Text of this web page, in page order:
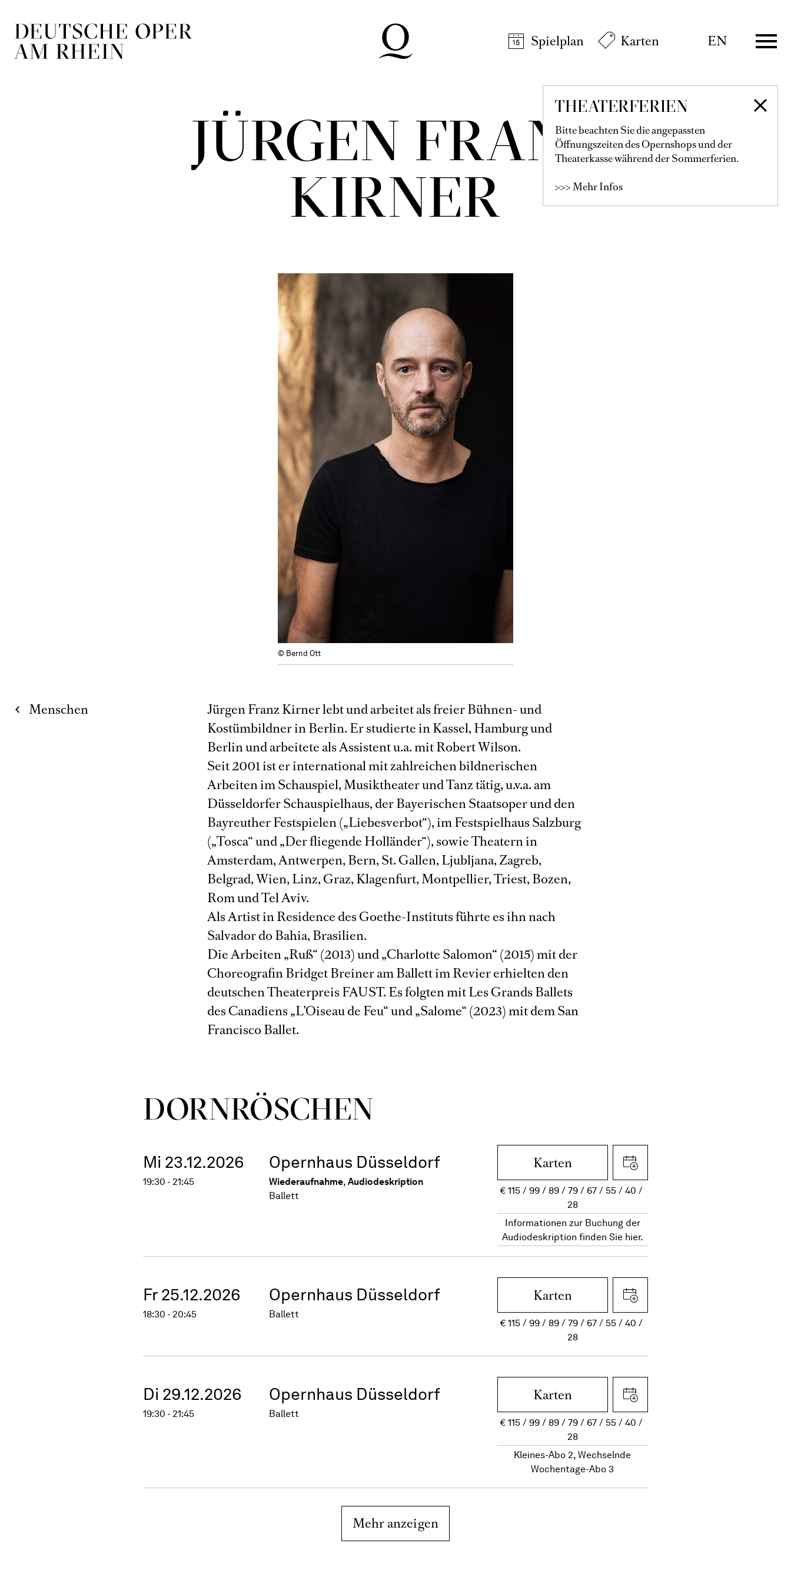
Spielplan
Karten EN
THEATERFERIEN
Bitte beachten Sie die angepassten
Öffnungszeiten des Opernshops und der
Theaterkasse während der Sommerferien.
>>> Mehr Infos
JÜRGEN FRANZ
KIRNER
© Bernd Ott
Menschen
Jürgen Franz Kirner lebt und arbeitet als freier Bühnen- und
Kostümbildner in Berlin. Er studierte in Kassel, Hamburg und
Berlin und arbeitete als Assistent u.a. mit Robert Wilson.
Seit 2001 ist er international mit zahlreichen bildnerischen
Arbeiten im Schauspiel, Musiktheater und Tanz tätig, u.v.a. am
Düsseldorfer Schauspielhaus, der Bayerischen Staatsoper und den
Bayreuther Festspielen („Liebesverbot“), im Festspielhaus Salzburg
(„Tosca“ und „Der fliegende Holländer“), sowie Theatern in
Amsterdam, Antwerpen, Bern, St. Gallen, Ljubljana, Zagreb,
Belgrad, Wien, Linz, Graz, Klagenfurt, Montpellier, Triest, Bozen,
Rom und Tel Aviv.
Als Artist in Residence des Goethe-Instituts führte es ihn nach
Salvador do Bahia, Brasilien.
Die Arbeiten „Ruß“ (2013) und „Charlotte Salomon“ (2015) mit der
Choreografin Bridget Breiner am Ballett im Revier erhielten den
deutschen Theaterpreis FAUST. Es folgten mit Les Grands Ballets
des Canadiens „L’Oiseau de Feu“ und „Salome“ (2023) mit dem San
Francisco Ballet.
DORN­RÖSCHEN
Mi 23.12.2026 Opernhaus Düsseldorf
19:30 - 21:45 Wiederaufnahme, Audiodeskription
Ballett
Karten
€115 99 89 79 67 55
40
28
Informationen zur Buchung der
Audiodeskription finden Sie hier.
Fr 25.12.2026 Opernhaus Düsseldorf
18:30 - 20:45 Ballett
Karten
€115 99 89 79 67 55
40
28
Di 29.12.2026 Opernhaus Düsseldorf
19:30 - 21:45 Ballett
Karten
€115 99 89 79 67 55
40
28
Kleines-Abo 2, Wechselnde
Wochentage-Abo 3
Mehr anzeigen